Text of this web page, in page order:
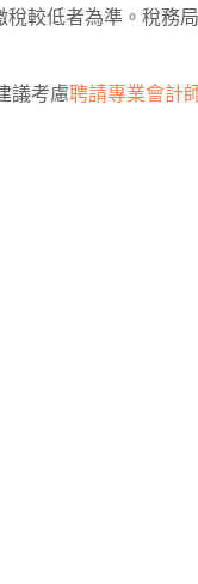
稅較低者為準。稅務
議考慮聘請專業會計